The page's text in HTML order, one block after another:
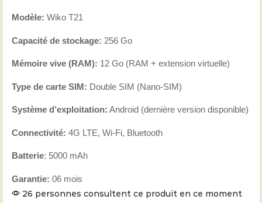
Modèle: Wiko T21
Capacité de stockage: 256 Go
Mémoire vive (RAM): 12 Go (RAM + extension virtuelle)
Type de carte SIM: Double SIM (Nano-SIM)
Système d’exploitation: Android (dernière version disponible)
Connectivité: 4G LTE, Wi-Fi, Bluetooth
Batterie: 5000 mAh
Garantie: 06 mois
26 personnes consultent ce produit en ce moment